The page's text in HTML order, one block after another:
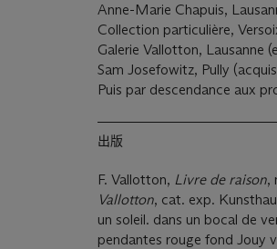
Anne-Marie Chapuis,
Collection particulière,
Galerie Vallotton, Lausanne
Sam Josefowitz, Pully
Puis par descendance aux
出版
F. Vallotton, Livre de raison,
Vallotton, cat. exp.
un soleil. dans un bocal de
pendantes rouge fond Jouy